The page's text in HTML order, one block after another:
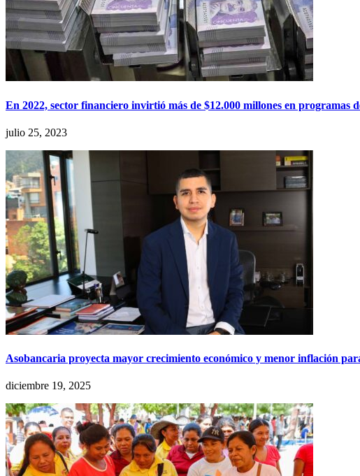
En 2022, sector financiero invirtió más de $12.000 millones en programas
julio 25, 2023
Asobancaria proyecta mayor crecimiento económico y menor inflación
diciembre 19, 2025